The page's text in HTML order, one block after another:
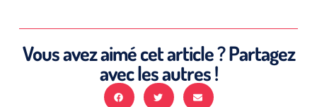
Vous avez aimé cet article ? Partagez
avec les autres !